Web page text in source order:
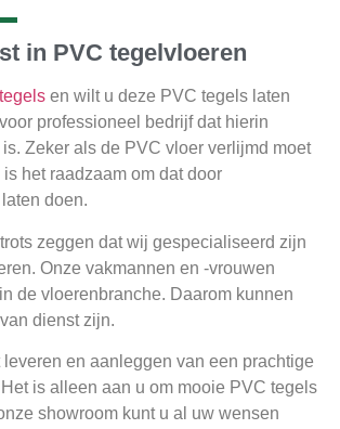
in PVC tegelvloeren
en wilt u deze PVC tegels laten
professioneel bedrijf dat hierin
Zeker als de PVC vloer verlijmd moet
het raadzaam om dat door
doen.
zeggen dat wij gespecialiseerd zijn
Onze vakmannen en -vrouwen
de vloerenbranche. Daarom kunnen
dienst zijn.
en aanleggen van een prachtige
is alleen aan u om mooie PVC tegels
showroom kunt u al uw wensen